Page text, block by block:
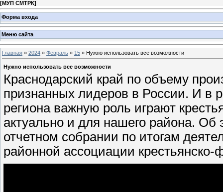
[МУП СМТРК]
Форма входа
Меню сайта
Главная » 2024 » Февраль » 15 » Нужно использовать все возможности
Нужно использовать все возможности
Краснодарский край по объему
признанных лидеров в России. И в
региона важную роль играют
актуально и для нашего района.
отчетном собрании по итогам
районной ассоциации крестьянско-